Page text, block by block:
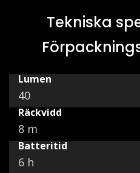
Tekniska
Lumen
40
Räckvidd
8 m
Batteritid
6 h